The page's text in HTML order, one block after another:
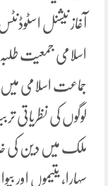
آغاز نیشنل
اسلامی جمعیت
جماعت اسلامی
لوگوں کی نظریاتی
ملک میں دین کی
سہارا، یتیموں اور